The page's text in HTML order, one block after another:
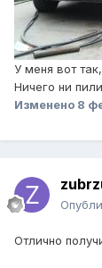
У меня вот
Ничего ни
Изменено 8
Отлично